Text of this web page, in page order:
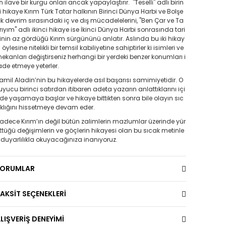
ilave bir kurgu onları ancak yapaylaştırır. "Teselli" adlı birin
hikaye Kırım Türk Tatar halkının Birinci Dünya Harbi ve Bolşe
devrim sırasındaki iç ve dış mücadelelerini, "Ben Çar ve Ta
adlı ikinci hikaye ise İkinci Dünya Harbi sonrasında tari
az gördüğü Kırım sürgününü anlatır. Aslında bu iki hikay
nitelikli bir temsil kabiliyetine sahiptirler ki isimleri ve
değiştirseniz herhangi bir yerdeki benzer konumları i
etmeye yeterler.
Aladin’nin bu hikayelerde asıl başarısı samimiyetidir. O
birinci satırdan itibaren adeta yazarın anlattıklarını içi
yaşamaya başlar ve hikaye bittikten sonra bile olayın sıc
hissetmeye devam eder.
Kırım’ın değil bütün zalimlerin mazlumlar üzerinde yür
değişimlerin ve göçlerin hikayesi olan bu sıcak metinle
okuyacağınıza inanıyoruz.
SEÇENEKLERİ
DENEYİMİ